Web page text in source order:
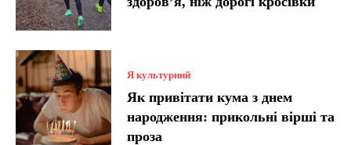
Я культурний
Як привітати кума з днем
народження: прикольні вірші та
проза